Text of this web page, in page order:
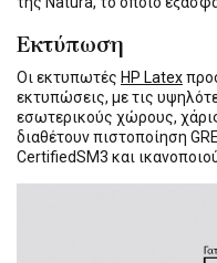
Εκτύπωση
Οι εκτυπωτές HP Latex
εκτυπώσεις, με τις
εσωτερικούς χώρους,
διαθέτουν πιστοποίηση
CertifiedSM3 και